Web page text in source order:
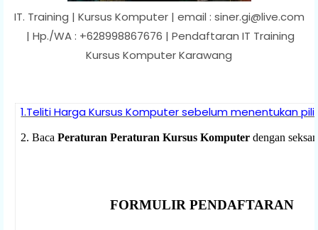
IT. Training | Kursus Komputer | email : siner.gi@live.com
| Hp./WA : +628998867676 | Pendaftaran IT Training
Kursus Komputer Karawang
1.Teliti Harga Kursus Komputer sebelum menentukan
2. BacaPeraturan Peraturan Kursus Komputerdengan
FORMULIR PENDAFTARAN